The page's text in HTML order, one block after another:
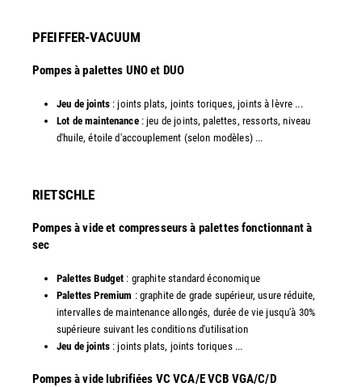
PFEIFFER-VACUUM
Pompes à palettes UNO et DUO
Jeu de joints: joints plats, joints toriques, joints à lèvre ...
Lot de maintenance: jeu de joints, palettes, ressorts, niveau
d'huile, étoile d'accouplement (selon modèles) ...​​
RIETSCHLE
Pompes à vide et compresseurs à palettes fonctionnant à
sec
Palettes Budget : graphite standard économique
Palettes Premium : graphite de grade supérieur, usure réduite,
intervalles de maintenance allongés, durée de vie jusqu'à 30%
supérieure suivant les conditions d'utilisation
Jeu de joints: joints plats, joints toriques ...
​Pompes à vide lubrifiées VC VCA/E VCB VGA/C/D